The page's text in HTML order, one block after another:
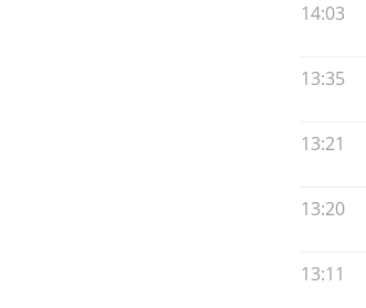
14:03
13:35
13:21
13:20
13:11